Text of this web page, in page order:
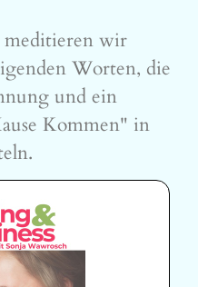
meditieren wir
Worten, die
und ein
Kommen" in